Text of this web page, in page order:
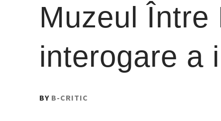
Muzeul Între
interogare a
PUBLISHED
BY B-CRITIC